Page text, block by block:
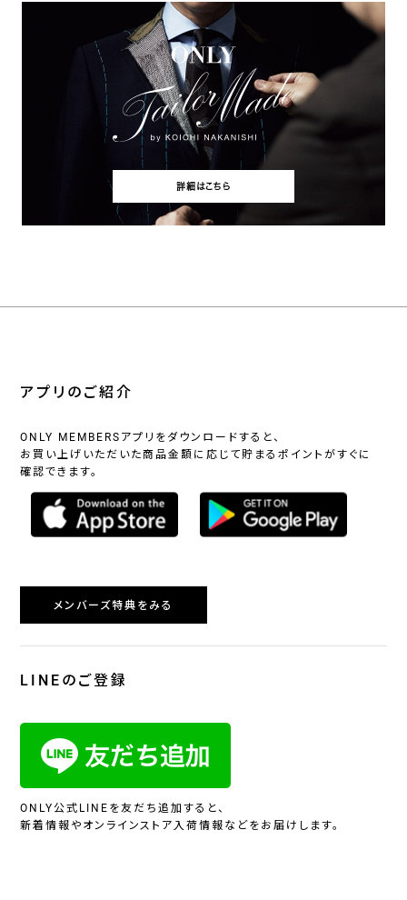
詳細はこちら
アプリのご紹介
ONLY MEMBERSアプリをダウンロードすると、
お買い上げいただいた商品金額に応じて貯まるポイントがすぐに
確認できます。
メンバーズ特典をみる
LINEのご登録
ONLY公式LINEを友だち追加すると、
新着情報やオンラインストア入荷情報などをお届けします。